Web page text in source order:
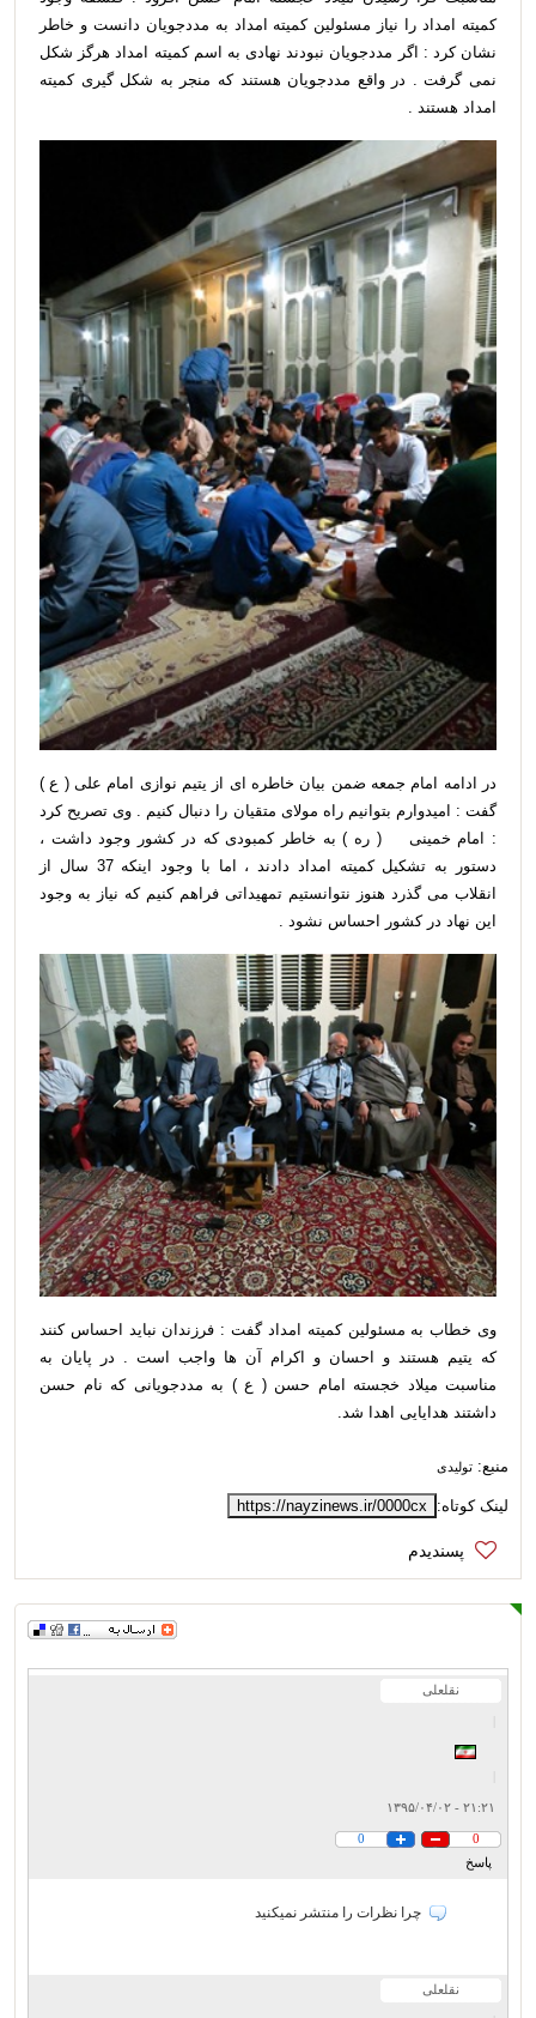
کمیته امداد را نیاز مسئولین کمیته امداد به مددجویان دانست و خاطر
نشان کرد : اگر مددجویان نبودند نهادی به اسم کمیته امداد هرگز شکل
نمی گرفت . در واقع مددجویان هستند که منجر به شکل گیری کمیته
امداد هستند .
در ادامه امام جمعه ضمن بیان خاطره ای از یتیم نوازی امام علی ( ع )
گفت : امیدوارم بتوانیم راه مولای متقیان را دنبال کنیم . وی تصریح کرد
: امام خمینی ( ره ) به خاطر کمبودی که در کشور وجود داشت ،
دستور به تشکیل کمیته امداد دادند ، اما با وجود اینکه 37 سال از
انقلاب می گذرد هنوز نتوانستیم تمهیداتی فراهم کنیم که نیاز به وجود
این نهاد در کشور احساس نشود .
وی خطاب به مسئولین کمیته امداد گفت : فرزندان نباید احساس کنند
که یتیم هستند و احسان و اکرام آن ها واجب است . در پایان به
مناسبت میلاد خجسته امام حسن ( ع ) به مددجویانی که نام حسن
داشتند هدایایی اهدا شد.
منبع: تولیدی
لینک کوتاه: https://nayzinews.ir/0000cx
نقلعلی
۲۱:۲۱ - ۱۳۹۵/۰۴/۰۲
0
0
پاسخ
چرا نظرات را منتشر نمیکنید
نقلعلی